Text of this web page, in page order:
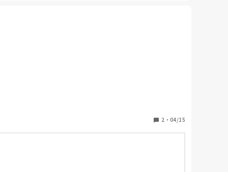
新しいことにも挑戦する姿や友だちと遊びを発展させる姿
2 ・ 04/15